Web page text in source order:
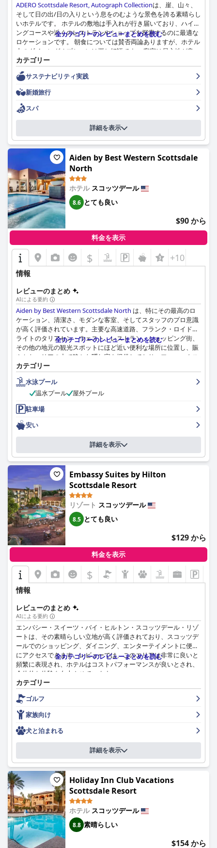
ADERO Scottsdale Resort, Autograph Collectionは、崖、山々、
そして日の出/日の入りという息をのむような景色を誇る素晴らし
いホテルです。 ホテルの敷地は手入れが行き届いており、ハイキ
ングコースや近くのレストランやショップを探索するのに最適な
ロケーションです。 朝食については賛否両論ありますが、ホテル
内のダイニングオプションは概ね好評です。 客室は居心地が良
く、モダンなタッチと快適な家具が備わっており、非常に清潔で
す。 スタッフは素晴らしいサービス、フレンドリーさ、そして親
切さで知られていますが、プロ意識に欠ける、または失礼なスタ
ッフもごく少数いました。 スパは、素晴らしいマッサージと優れ
たアメニティが揃っており、すべてのゲストが訪れるべき場所で
す。 プールエリアは見事で、さまざまなアメニティを提供してい
ますが、プールサイドのバーやレストランでのサービスは遅れる
ことがあります。 駐車場は無料ではありませんが、ホテルには十
分な駐車スペースがあります。 全体的に、
Resort, Autograph Collectionは、優れたサービスとアメニティを
備えた、清潔で魅力的で楽しい滞在先です。
全カテゴリーのレビューまとめを読む
カテゴリー
サステナビリティ実践
新婚旅行
スパ
詳細を表示
Aiden by Best Western Scottsdale
North
ホテル スコッツデール
8.6 とても良い
$90 から
料金を表示
$ +10
情報
レビューのまとめ
AIによる要約
Aiden by Best Western Scottsdale North は、特にその最高のロ
ケーション、清潔さ、モダンな客室、そしてスタッフのプロ意識
が高く評価されています。主要な高速道路、フランク・ロイド・
ライトのタリアセン・ウェスト、レストラン、ショッピング街、
その他の地元の観光スポットにほど近い便利な場所に位置し、賑
やかなエリアの中で静かな隠れ家を提供しており、フェニックス
とスコッツデールを探索するのに最適な拠点となっています。十
分な駐車場と手入れの行き届いた施設が、さらに魅力を高めてい
ます。
ホテルは、広々としてモダンで清潔な客室で常に好印象を与えて
おり、快適なベッド、冷蔵庫、電子レンジ、独立したリビングエ
リアなどの便利なアメニティが備わっています。この快適さへの
こだわりは、清潔さ、魅力的な敷地、美しいプールエリアなど、
より広い範囲の施設にも及んでいます。特にプールエリアは、ホ
ットタブ、プールサイドのカバナ、深夜までオープンしている温
水塩水プールなど、魅力的でリラックスできる雰囲気で際立って
おり、ゲストの楽しみをさらに高めています。
ゲストは、非常に快適で、安眠を誘うベッドとして、その素晴ら
しいベッドを頻繁に賞賛していますが、ベッドの硬さについて
は、ごくわずかなコメントしかありません。スタッフの質ももう
一つのハイライトであり、チームメンバーはフレンドリーで親
切、協力的であるとよく言われ、ホテルの温かく歓迎的な雰囲気
に大きく貢献しています。フロントのロンやバーエリアの他のス
タッフなど、個々のスタッフが優れたサービスで特に言及されて
います。
ホテルの朝食は、新鮮でおいしいと感じるゲストもいれば、宿泊
料金に含まれていないため、価値がないと感じるゲストもいるな
ど、評価が分かれていますが、全体的な食事体験は、その種類と
味で多くの人に評価されています。
要約すると、Aiden by Best Western Scottsdale North
なロケーション、モダンで清潔な宿泊施設、フレンドリーなスタ
ッフ、快適なベッドや手入れの行き届いたプールエリアなどの優
れたアメニティにより、旅行者にとって強くお勧めのホテルで
す。
全カテゴリーのレビューまとめを読む
カテゴリー
水泳プール
温水プール
屋外プール
駐車場
安い
詳細を表示
Embassy Suites by Hilton
Scottsdale Resort
リゾート スコッツデール
8.5 とても良い
$129 から
料金を表示
$
情報
レビューのまとめ
AIによる要約
エンバシー・スイーツ・バイ・ヒルトン・スコッツデール・リゾ
ートは、その素晴らしい立地が高く評価されており、スコッツデ
ールでのショッピング、ダイニング、エンターテイメントに便利
にアクセスできます。レビューでは、このエリアは非常に良いと
頻繁に表現され、ホテルはコストパフォーマンスが良いとされ、
全体的な体験を向上させています。
このホテルの際立った特徴の1つは、朝食サービスで、その素晴
らしい品質と豊富な種類が常に称賛されています。多くのゲスト
は無料の朝食に感謝しており、オーダーメイドのオムレツ、フレ
ンチトースト、新鮮なフルーツなど、多くのレストランが提供す
るものよりも優れていると感じる素晴らしい要素を強調していま
す。広々とした朝食エリアと無料のスナックを提供する夕方のソ
ーシャルアワーは、さらに快適な食事の雰囲気に貢献していま
リゾートの客室は、広々としていて、清潔で、美しく装飾されて
いると評され、もう1つの大きな利点です。ゲストは、独立した
リビングエリアとプライベートな寝室を備えたスイートスタイル
の宿泊施設に感謝しています。大型ジム、大きなプール、ホット
タブなどのモダンなアメニティも肯定的なレビューを得ており、
全体的な雰囲気は、安らかな睡眠環境を提供する快適なベッドに
よって高められています。
全カテゴリーのレビューまとめを読む
カテゴリー
ゴルフ
家族向け
犬と泊まれる
詳細を表示
Holiday Inn Club Vacations
Scottsdale Resort
ホテル スコッツデール
8.8 素晴らしい
$154 から